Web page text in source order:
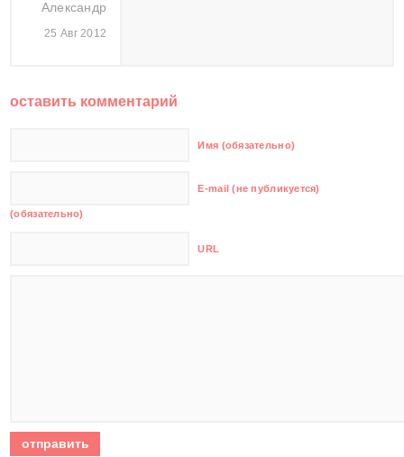
Александр
25 Авг 2012
оставить комментарий
Имя (обязательно)
E-mail (не публикуется)
(обязательно)
URL